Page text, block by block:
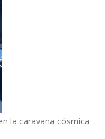
la caravana cósmica